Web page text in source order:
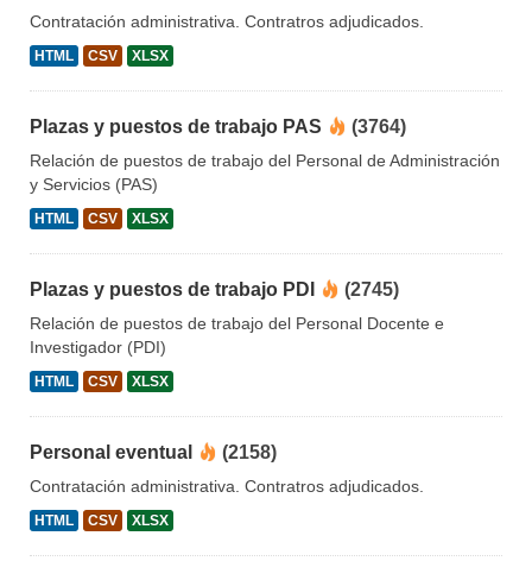
Contratación administrativa. Contratros adjudicados.
HTML CSV XLSX
Plazas y puestos de trabajo PAS (3764)
Relación de puestos de trabajo del Personal de Administración
y Servicios (PAS)
HTML CSV XLSX
Plazas y puestos de trabajo PDI (2745)
Relación de puestos de trabajo del Personal Docente e
Investigador (PDI)
HTML CSV XLSX
Personal eventual (2158)
Contratación administrativa. Contratros adjudicados.
HTML CSV XLSX